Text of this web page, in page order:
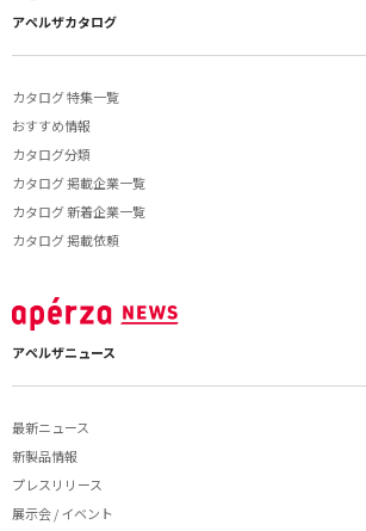
アペルザカタログ
カタログ 特集一覧
おすすめ情報
カタログ分類
カタログ 掲載企業一覧
カタログ 新着企業一覧
カタログ 掲載依頼
アペルザニュース
最新ニュース
新製品情報
プレスリリース
展示会 / イベント